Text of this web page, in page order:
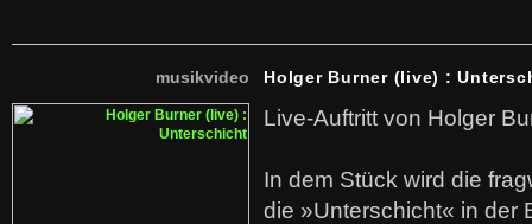
musikvideo Holger Burner (live) :
Live-Auftritt von Holger
In dem Stück wird die
die »Unterschicht« in der